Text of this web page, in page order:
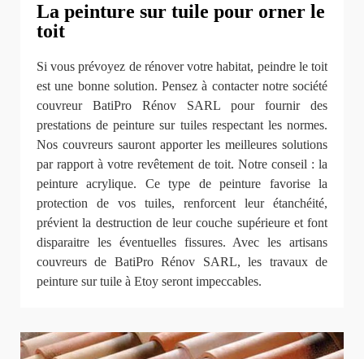
La peinture sur tuile pour orner le
toit
Si vous prévoyez de rénover votre habitat, peindre le toit
est une bonne solution. Pensez à contacter notre société
couvreur BatiPro Rénov SARL pour fournir des
prestations de peinture sur tuiles respectant les normes.
Nos couvreurs sauront apporter les meilleures solutions
par rapport à votre revêtement de toit. Notre conseil : la
peinture acrylique. Ce type de peinture favorise la
protection de vos tuiles, renforcent leur étanchéité,
prévient la destruction de leur couche supérieure et font
disparaitre les éventuelles fissures. Avec les artisans
couvreurs de BatiPro Rénov SARL, les travaux de
peinture sur tuile à Etoy seront impeccables.